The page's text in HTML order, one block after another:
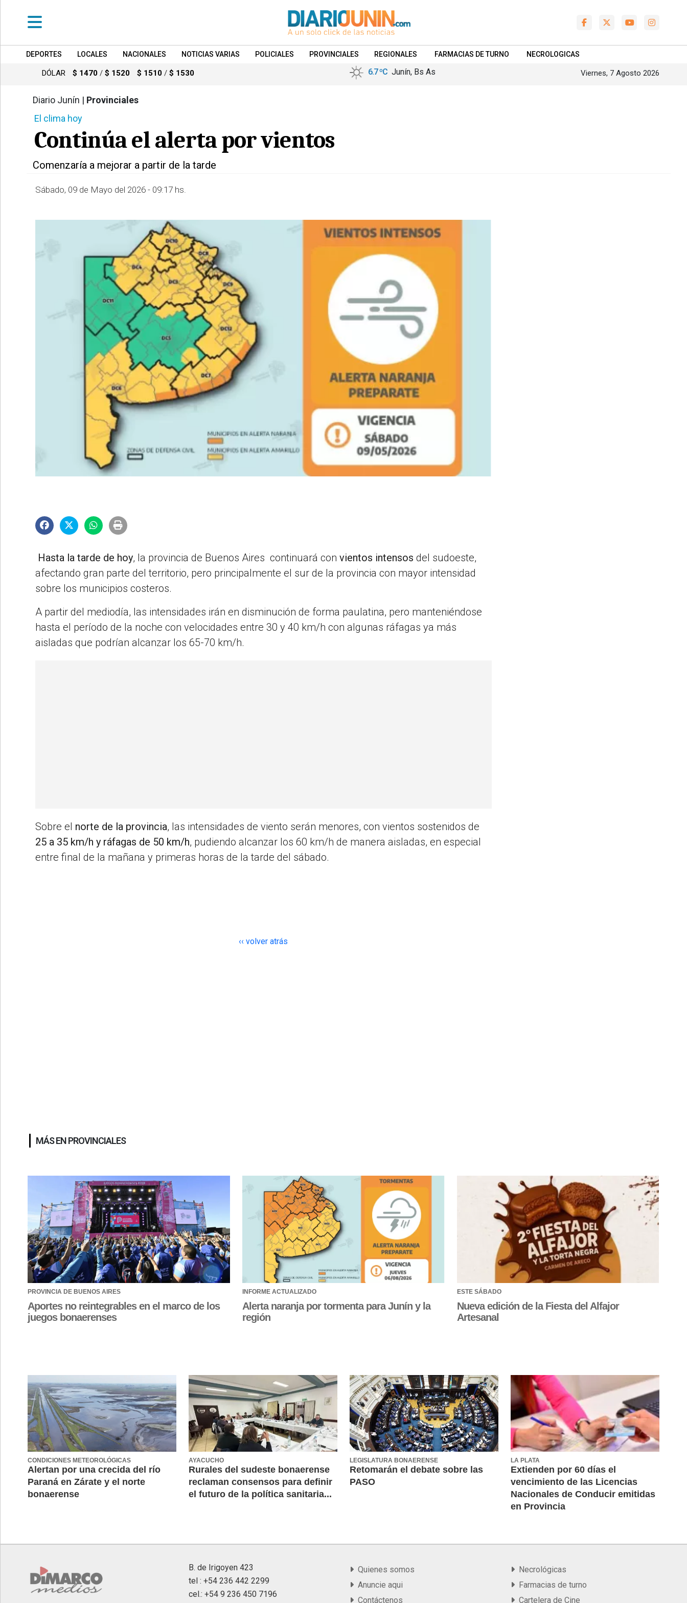
DEPORTES
LOCALES
REGIONALES
©2007/2026
DEPORTES LOCALES NACIONALES NOTICIAS VARIAS POLICIALES PROVINCIALES REGIONALES FARMACIAS DE TURNO NECROLOGICAS
DÓLAR $ 1470 / $ 1520 $ 1510 / $ 1530 6.7 ºC Junín, Bs As Viernes, 7 Agosto 2026
Diario Junín | Provinciales
El clima hoy
Continúa el alerta por vientos
Comenzaría a mejorar a partir de la tarde
Sábado, 09 de Mayo del 2026 - 09:17 hs.
Hasta la tarde de hoy, la provincia de Buenos Aires continuará con vientos intensos del sudoeste,
afectando gran parte del territorio, pero principalmente el sur de la provincia con mayor intensidad
sobre los municipios costeros.
A partir del mediodía, las intensidades irán en disminución de forma paulatina, pero manteniéndose
hasta el período de la noche con velocidades entre 30 y 40 km/h con algunas ráfagas ya más
aisladas que podrían alcanzar los 65-70 km/h.
Sobre el norte de la provincia, las intensidades de viento serán menores, con vientos sostenidos de
25 a 35 km/h y ráfagas de 50 km/h, pudiendo alcanzar los 60 km/h de manera aisladas, en especial
entre final de la mañana y primeras horas de la tarde del sábado.
‹‹ volver atrás
MÁS EN PROVINCIALES
PROVINCIA DE BUENOS AIRES
Aportes no reintegrables en el marco de los
juegos bonaerenses
INFORME ACTUALIZADO
Alerta naranja por tormenta para Junín y la
región
ESTE SÁBADO
Nueva edición de la Fiesta del Alfajor
Artesanal
CONDICIONES METEOROLÓGICAS
Alertan por una crecida del río
Paraná en Zárate y el norte
bonaerense
AYACUCHO
Rurales del sudeste bonaerense
reclaman consensos para definir
el futuro de la política sanitaria...
LEGISLATURA BONAERENSE
Retomarán el debate sobre las
PASO
LA PLATA
Extienden por 60 días el
vencimiento de las Licencias
Nacionales de Conducir emitidas
en Provincia
B. de Irigoyen 423
tel : +54 236 442 2299
cel.: +54 9 236 450 7196
Quienes somos
Anuncie aqui
Contáctenos
Necrológicas
Farmacias de turno
Cartelera de Cine